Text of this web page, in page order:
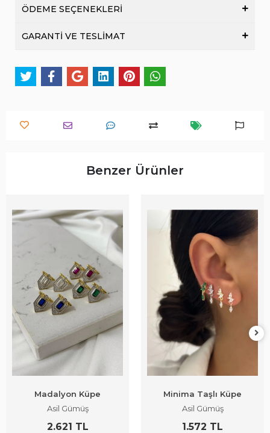
ÖDEME SEÇENEKLERİ
GARANTİ VE TESLİMAT
Benzer Ürünler
Madalyon Küpe
Asil Gümüş
2.621 TL
Minima Taşlı Küpe
Asil Gümüş
1.572 TL